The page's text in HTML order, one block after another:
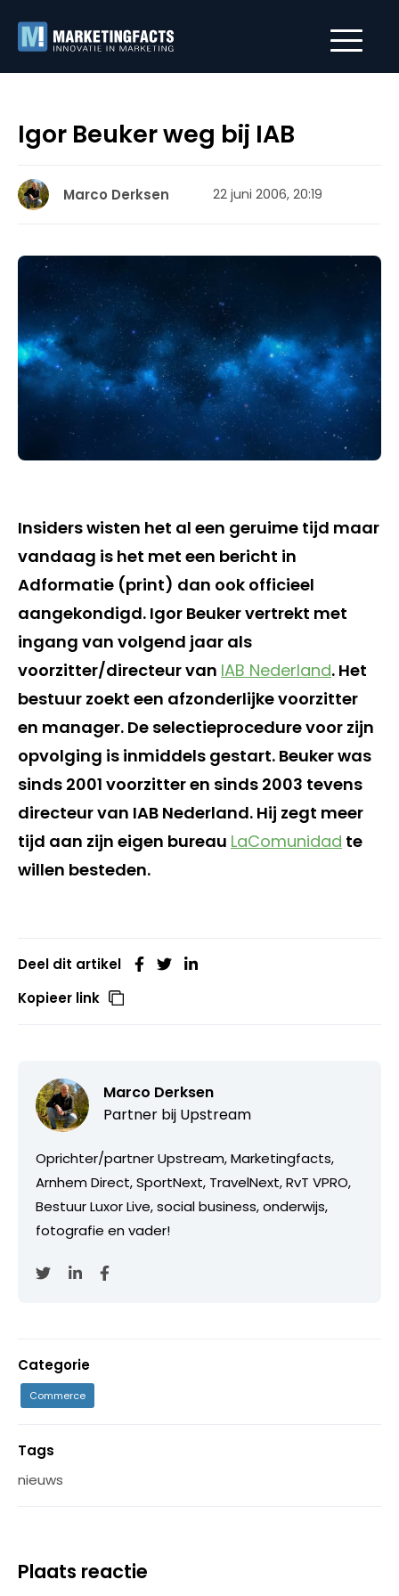
Igor Beuker weg bij IAB
Marco Derksen 22 juni 2006, 20:19
Insiders wisten het al een geruime tijd maar
vandaag is het met een bericht in
Adformatie (print) dan ook officieel
aangekondigd. Igor Beuker vertrekt met
ingang van volgend jaar als
voorzitter/directeur van IAB Nederland. Het
bestuur zoekt een afzonderlijke voorzitter
en manager. De selectieprocedure voor zijn
opvolging is inmiddels gestart. Beuker was
sinds 2001 voorzitter en sinds 2003 tevens
directeur van IAB Nederland. Hij zegt meer
tijd aan zijn eigen bureau LaComunidad te
willen besteden.
Deel dit artikel
Kopieer link
Marco Derksen
Partner bij Upstream
Oprichter/partner Upstream, Marketingfacts,
Arnhem Direct, SportNext, TravelNext, RvT VPRO,
Bestuur Luxor Live, social business, onderwijs,
fotografie en vader!
Categorie
Commerce
Tags
nieuws
Plaats reactie